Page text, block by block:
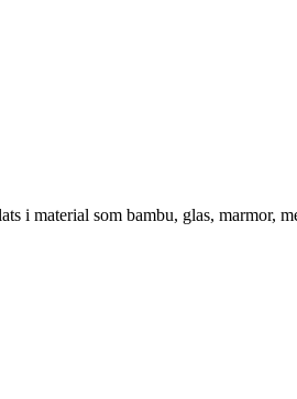
i material som bambu, glas, marmor,